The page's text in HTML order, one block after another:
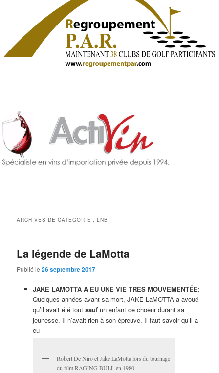
ARCHIVES DE CATÉGORIE :LNB
La légende de LaMotta
Publié le26 septembre 2017
JAKE LAMOTTA A EU UNE VIE TRÈS MOUVEMENTÉE:
Quelques années avant sa mort, JAKE LaMOTTA a avoué
qu’il avait été tout saufun enfant de choeur durant sa
jeunesse. Il n’avait rien à son épreuve. Il faut savoir qu’il a
eu
Robert De Niro et Jake LaMotta lors du tournage
du film RAGING BULL en 1980.